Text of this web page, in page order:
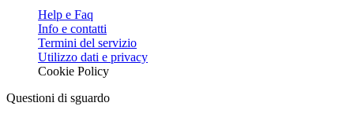
Help e Faq
Info e contatti
Termini del servizio
Utilizzo dati e privacy
Cookie Policy
Questioni di sguardo